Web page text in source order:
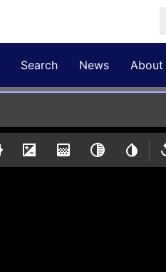
Search News About